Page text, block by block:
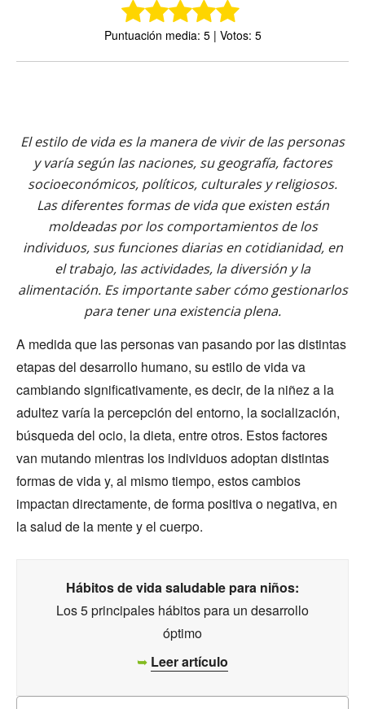
Puntuación media: 5 | Votos: 5
El estilo de vida es la manera de vivir de las personas
y varía según las naciones, su geografía, factores
socioeconómicos, políticos, culturales y religiosos.
Las diferentes formas de vida que existen están
moldeadas por los comportamientos de los
individuos, sus funciones diarias en cotidianidad, en
el trabajo, las actividades, la diversión y la
alimentación. Es importante saber cómo gestionarlos
para tener una existencia plena.
A medida que las personas van pasando por las distintas
etapas del desarrollo humano, su estilo de vida va
cambiando significativamente, es decir, de la niñez a la
adultez varía la percepción del entorno, la socialización,
búsqueda del ocio, la dieta, entre otros. Estos factores
van mutando mientras los individuos adoptan distintas
formas de vida y, al mismo tiempo, estos cambios
impactan directamente, de forma positiva o negativa, en
la salud de la mente y el cuerpo.
Hábitos de vida saludable para niños:
Los 5 principales hábitos para un desarrollo
óptimo
➥ Leer artículo